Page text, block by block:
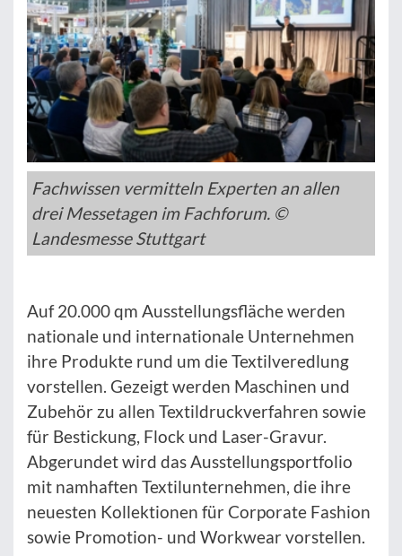
Fachwissen vermitteln Experten an allen
drei Messetagen im Fachforum. ©
Landesmesse Stuttgart
Auf 20.000 qm Ausstellungsfläche werden
nationale und internationale Unternehmen
ihre Produkte rund um die Textilveredlung
vorstellen. Gezeigt werden Maschinen und
Zubehör zu allen Textildruckverfahren sowie
für Bestickung, Flock und Laser-Gravur.
Abgerundet wird das Ausstellungsportfolio
mit namhaften Textilunternehmen, die ihre
neuesten Kollektionen für Corporate Fashion
sowie Promotion- und Workwear vorstellen.